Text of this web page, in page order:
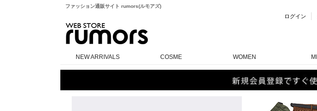
ファッション通販サイト rumors(ルモアズ)
ログイン
NEW ARRIVALS COSME WOMEN